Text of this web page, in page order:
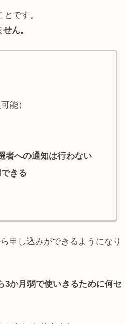
です。
ん。
能）
者への通知は行わない
きる
申し込みができるようになり
3か月弱で使いきるために何セ